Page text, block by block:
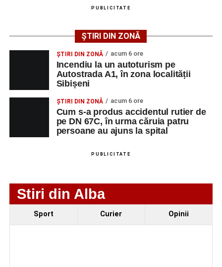
împrejurărilor în care s-a produs accidentul, în cadrul unui
vătămare corporală din culpă.
Adaugă-ne ca sursă preferată
Urmărește-ne pe Google News
Ultimele știri din Sebeș
Incendiu la un autoturism pe Autostrada A1, în zona
Școala de Fotbal Valea Frumoasei își întărește
lotul pentru noul sezon. Trei achiziții și performanțe
Cum s-a produs accidentul rutier de pe DN 67C, în
PUBLICITATE
ȘTIRI DIN ZONĂ
ȘTIRI DIN ZONĂ acum 6 ore
Incendiu la un autoturism pe
Autostrada A1, în zona localității
Sibișeni
ȘTIRI DIN ZONĂ acum 6 ore
Cum s-a produs accidentul rutier de
pe DN 67C, în urma căruia patru
persoane au ajuns la spital
PUBLICITATE
Stiri din Alba
Sport Curier Opinii